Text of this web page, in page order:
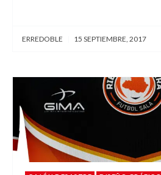
ERREDOBLE 15 SEPTIEMBRE, 2017